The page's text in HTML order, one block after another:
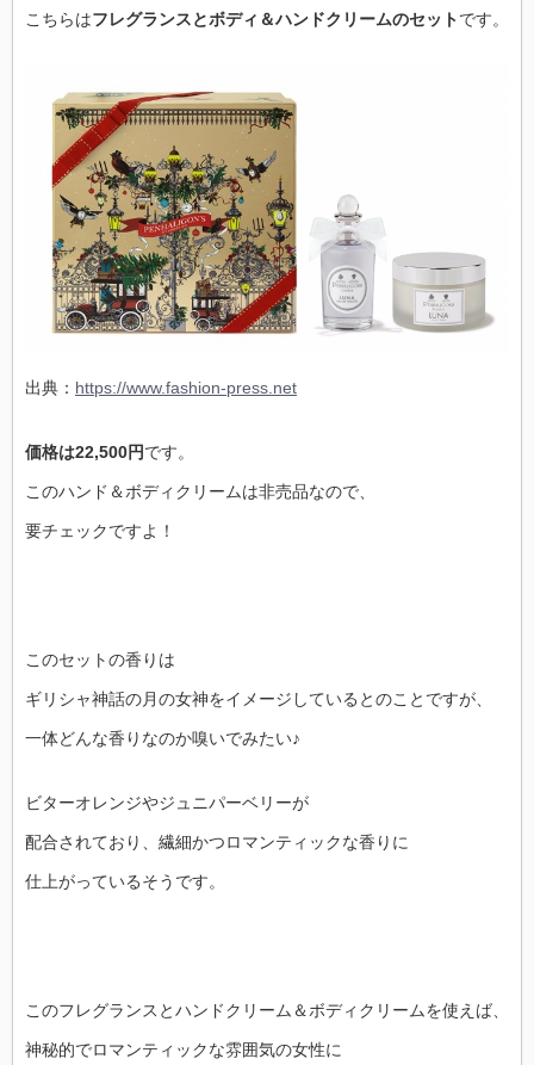
こちらはフレグランスとボディ＆ハンドクリームのセットです。
出典： https://www.fashion-press.net
価格は22,500円です。
このハンド＆ボディクリームは非売品なので、
要チェックですよ！
このセットの香りは
ギリシャ神話の月の女神をイメージしているとのことですが、
一体どんな香りなのか嗅いでみたい♪
ビターオレンジやジュニパーベリーが
配合されており、繊細かつロマンティックな香りに
仕上がっているそうです。
このフレグランスとハンドクリーム＆ボディクリームを使えば、
神秘的でロマンティックな雰囲気の女性に